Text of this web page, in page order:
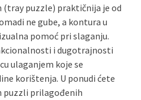
(tray puzzle) praktičnija je od
ne gube, a kontura u
pomoć pri slaganju.
i dugotrajnosti
ulaganjem koje se
korištenja. U ponudi ćete
puzzli prilagođenih